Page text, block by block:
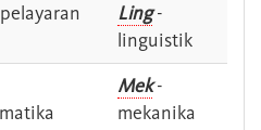
Ling-
linguistik
Mek-
mekanika